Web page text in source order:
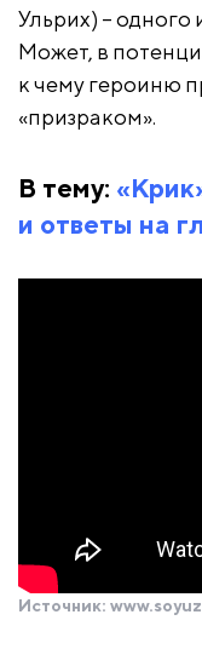
Ульрих) – одного
Может, в
к чему героиню
«призраком».
В тему:
и ответы на
Источник: